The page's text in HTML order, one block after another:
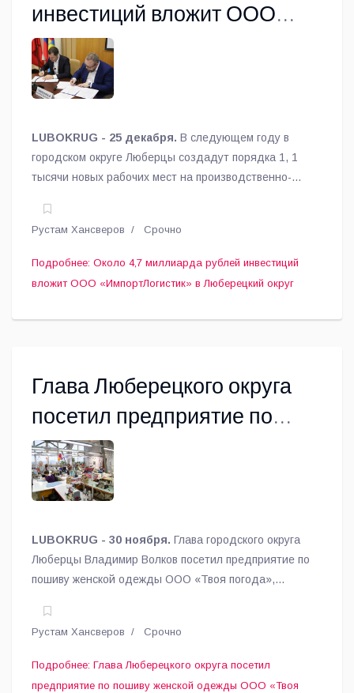
инвестиций вложит ООО
«ИмпортЛогистик» в
Люберецкий округ
LUBOKRUG - 25 декабря. В следующем году в
городском округе Люберцы создадут порядка 1, 1
тысячи новых рабочих мест на производственно-
инвестиций составит около 4,7 миллиарда рублей,
сообщил глава муниципалитета Владимир Волков.
Рустам Хансверов Срочно
Подробнее: Около 4,7 миллиарда рублей инвестиций
вложит ООО «ИмпортЛогистик» в Люберецкий округ
Глава Люберецкого округа
посетил предприятие по
пошиву женской одежды
ООО «Твоя погода»
LUBOKRUG - 30 ноября. Глава городского округа
Люберцы Владимир Волков посетил предприятие по
пошиву женской одежды ООО «Твоя погода»,
Рустам Хансверов Срочно
Подробнее: Глава Люберецкого округа посетил
предприятие по пошиву женской одежды ООО «Твоя